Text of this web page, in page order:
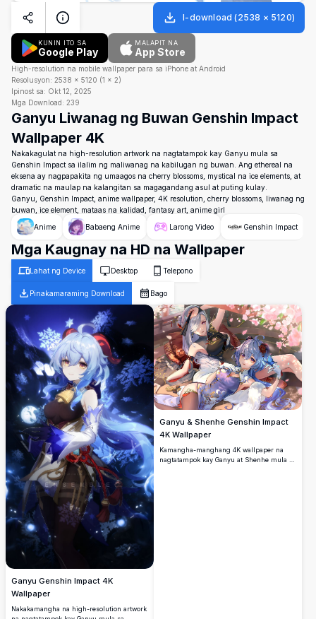
I-download (2538 × 5120)
KUNIN ITO SA
Google Play
MALAPIT NA
App Store
High-resolution na mobile wallpaper para sa iPhone at Android
Resolusyon: 2538 × 5120 (1 × 2)
Ipinost sa: Okt 12, 2025
Mga Download: 239
Ganyu Liwanag ng Buwan Genshin Impact
Wallpaper 4K
Nakakagulat na high-resolution artwork na nagtatampok kay Ganyu mula sa
Genshin Impact sa ilalim ng maliwanag na kabilugan ng buwan. Ang ethereal na
eksena ay nagpapakita ng umaagos na cherry blossoms, mystical na ice elements, at
dramatic na maulap na kalangitan sa magagandang asul at puting kulay.
Ganyu, Genshin Impact, anime wallpaper, 4K resolution, cherry blossoms, liwanag ng
buwan, ice element, mataas na kalidad, fantasy art, anime girl
Anime
Babaeng Anime Larong Video Genshin Impact
Mga Kaugnay na HD na Wallpaper
Lahat ng Device Desktop Telepono
Pinakamaraming Download Bago
Ganyu Genshin Impact 4K
Wallpaper
Nakakamangha na high-resolution artwork
Ganyu & Shenhe Genshin Impact
4K Wallpaper
Kamangha-manghang 4K wallpaper na
nagtatampok kay Ganyu at Shenhe mula sa